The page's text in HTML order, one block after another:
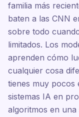
familia más
baten a las CNN
sobre todo
limitados. Los
aprenden cómo
cualquier cosa
tienes muy pocos
sistemas IA en
algoritmos en una